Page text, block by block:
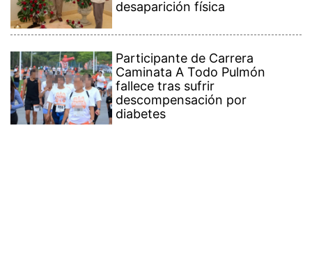
desaparición física
Participante de Carrera
Caminata A Todo Pulmón
fallece tras sufrir
descompensación por
diabetes